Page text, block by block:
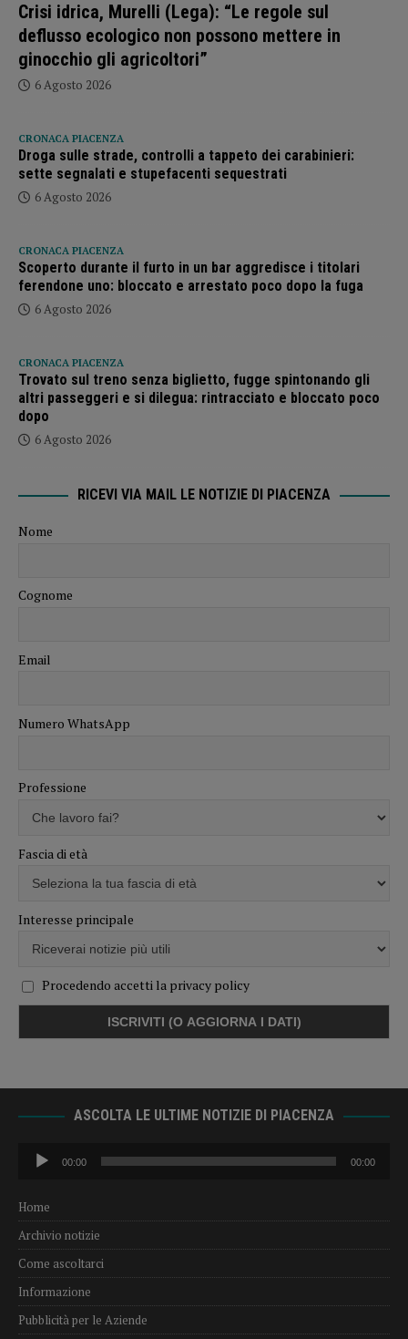
Crisi idrica, Murelli (Lega): “Le regole sul
deflusso ecologico non possono mettere in
ginocchio gli agricoltori”
6 Agosto 2026
CRONACA PIACENZA
Droga sulle strade, controlli a tappeto dei carabinieri:
sette segnalati e stupefacenti sequestrati
6 Agosto 2026
CRONACA PIACENZA
Scoperto durante il furto in un bar aggredisce i titolari
ferendone uno: bloccato e arrestato poco dopo la fuga
6 Agosto 2026
CRONACA PIACENZA
Trovato sul treno senza biglietto, fugge spintonando gli
altri passeggeri e si dilegua: rintracciato e bloccato poco
dopo
6 Agosto 2026
RICEVI VIA MAIL LE NOTIZIE DI PIACENZA
Nome
Cognome
Email
Numero WhatsApp
Professione
Fascia di età
Interesse principale
Procedendo accetti la privacy policy
ASCOLTA LE ULTIME NOTIZIE DI PIACENZA
Audio
Player
00:00 00:00
Home
Archivio notizie
Come ascoltarci
Informazione
Pubblicità per le Aziende